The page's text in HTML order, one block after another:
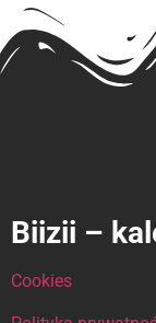
Biizii –
Cookies